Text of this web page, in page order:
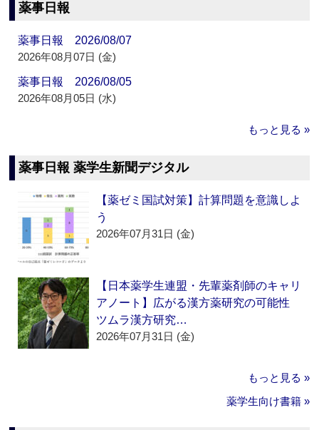
薬事日報
薬事日報 2026/08/07
2026年08月07日 (金)
薬事日報 2026/08/05
2026年08月05日 (水)
もっと見る »
薬事日報 薬学生新聞デジタル
【薬ゼミ国試対策】計算問題を意識しよ
う
2026年07月31日 (金)
【日本薬学生連盟・先輩薬剤師のキャリ
アノート】広がる漢方薬研究の可能性
ツムラ漢方研究…
2026年07月31日 (金)
もっと見る »
薬学生向け書籍 »